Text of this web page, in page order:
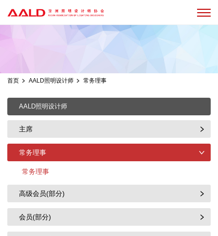
首页 AALD照明设计师 常务理事
AALD照明设计师
主席
常务理事
常务理事
高级会员(部分)
会员(部分)